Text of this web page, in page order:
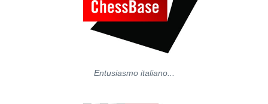
Entusiasmo italiano...